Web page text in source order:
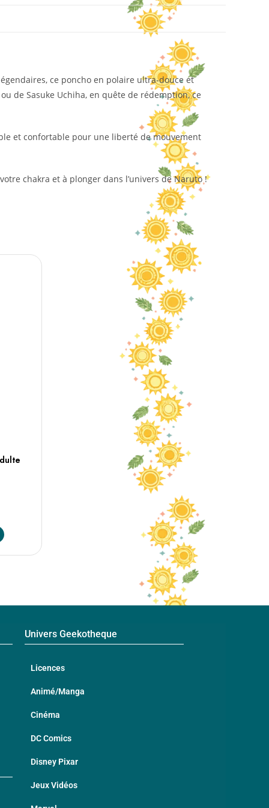
ce poncho en polaire ultra-douce et
de Sasuke Uchiha, en quête de rédemption, ce
et confortable pour une liberté de mouvement
chakra et à plonger dans l’univers de Naruto !
Univers Geekotheque
Licences
Animé/Manga
Cinéma
DC Comics
Disney Pixar
Jeux Vidéos